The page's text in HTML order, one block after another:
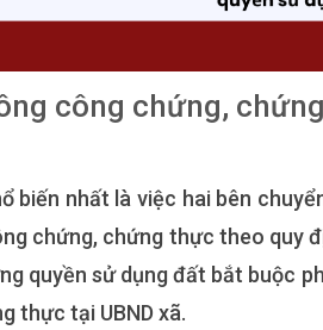
công chứng,
biến nhất là việc hai bên
chứng, chứng thực theo quy
quyền sử dụng đất bắt buộc
thực tại UBND xã.